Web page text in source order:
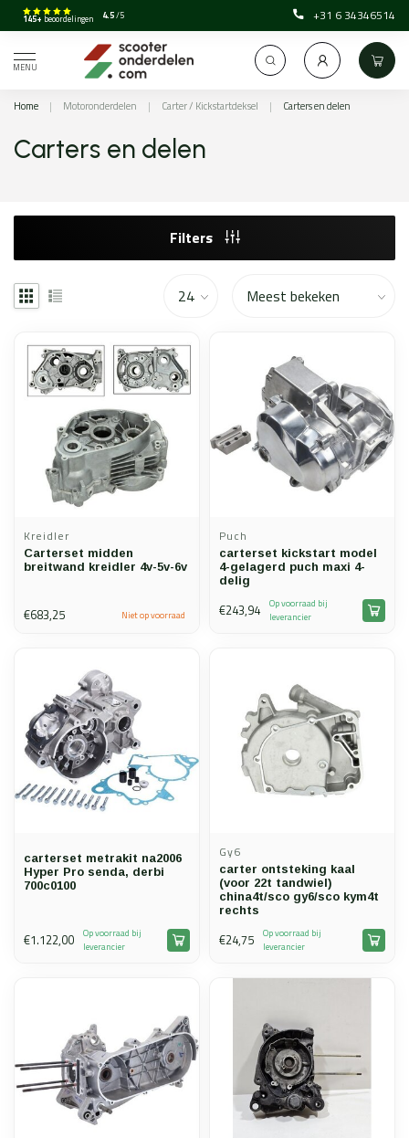
145+ beoordelingen 4.5/5 +31 6 34346514
MENU
Home | Motoronderdelen | Carter / Kickstartdeksel | Carters en delen
Carters en delen
Filters
Kreidler
Carterset midden
breitwand kreidler 4v-5v-6v
€683,25 Niet op voorraad
Puch
carterset kickstart model
4-gelagerd puch maxi 4-
delig
€243,94
Op voorraad bij
leverancier
carterset metrakit na2006
Hyper Pro senda, derbi
700c0100
€1.122,00
Op voorraad bij
leverancier
Gy6
carter ontsteking kaal
(voor 22t tandwiel)
china4t/sco gy6/sco kym4t
rechts
€24,75
Op voorraad bij
leverancier